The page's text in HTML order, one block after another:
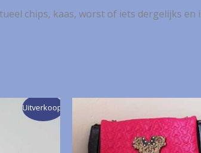
chips, kaas, worst of iets dergelijks
Uitverkoop!